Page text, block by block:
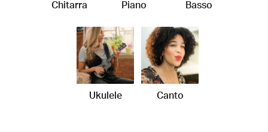
Chitarra Piano Basso
Ukulele Canto